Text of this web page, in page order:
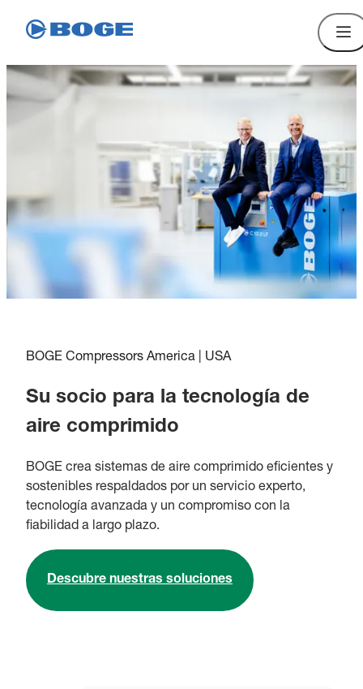
BOGE Compressors America | USA
Su socio para la tecnología de
aire comprimido
BOGE crea sistemas de aire comprimido eficientes y
sostenibles respaldados por un servicio experto,
tecnología avanzada y un compromiso con la
fiabilidad a largo plazo.
Descubre nuestras soluciones